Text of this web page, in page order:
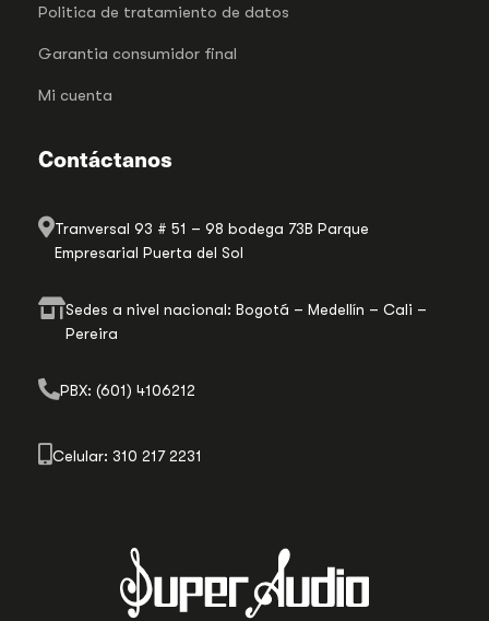
Politica de tratamiento de datos
Garantia consumidor final
Mi cuenta
Contáctanos
Tranversal 93 # 51 – 98 bodega 73B Parque
Empresarial Puerta del Sol
Sedes a nivel nacional: Bogotá – Medellín – Cali –
Pereira
PBX: (601) 4106212
Celular: 310 217 2231